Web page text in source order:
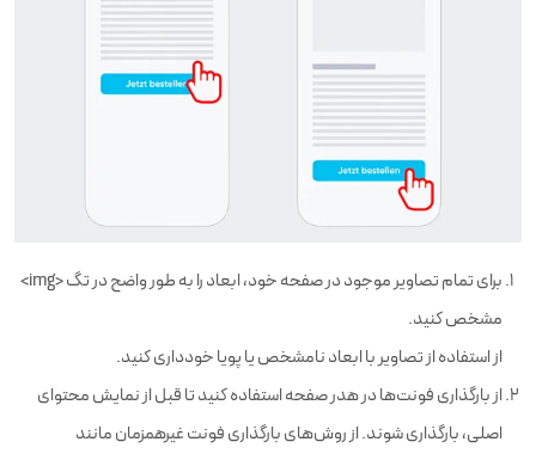
برای تمام تصاویر موجود در صفحه خود، ابعاد را به طور واضح در تگ <img>
مشخص کنید.
از استفاده از تصاویر با ابعاد نامشخص یا پویا خودداری کنید.
از بارگذاری فونت‌ها در هدر صفحه استفاده کنید تا قبل از نمایش محتوای
اصلی، بارگذاری شوند. از روش‌های بارگذاری فونت غیرهمزمان مانند